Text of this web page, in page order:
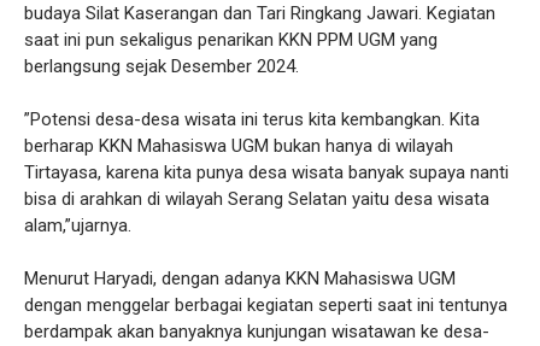
budaya Silat Kaserangan dan Tari Ringkang Jawari. Kegiatan
saat ini pun sekaligus penarikan KKN PPM UGM yang
berlangsung sejak Desember 2024.
”Potensi desa-desa wisata ini terus kita kembangkan. Kita
berharap KKN Mahasiswa UGM bukan hanya di wilayah
Tirtayasa, karena kita punya desa wisata banyak supaya nanti
bisa di arahkan di wilayah Serang Selatan yaitu desa wisata
alam,”ujarnya.
Menurut Haryadi, dengan adanya KKN Mahasiswa UGM
dengan menggelar berbagai kegiatan seperti saat ini tentunya
berdampak akan banyaknya kunjungan wisatawan ke desa-